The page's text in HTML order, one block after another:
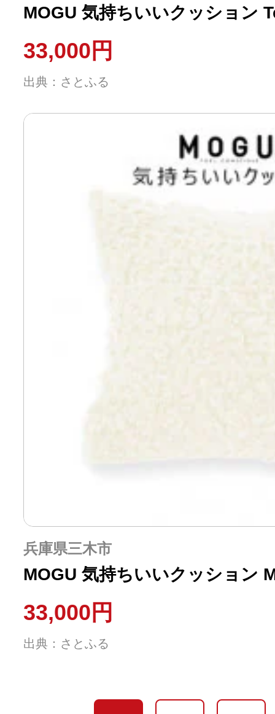
MOGU 気持ちいいクッション
33,000円
出典：さとふる
兵庫県三木市
MOGU 気持ちいいクッション
33,000円
出典：さとふる